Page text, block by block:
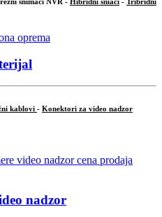
kablovi - Konektori za video nadzor
nadzor